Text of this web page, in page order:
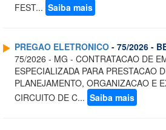
FEST... Saiba mais
PREGAO ELETRONICO - 75/2026 -
75/2026 - MG - CONTRATACAO DE
ESPECIALIZADA PARA PRESTACAO
PLANEJAMENTO, ORGANIZACAO E
CIRCUITO DE C... Saiba mais